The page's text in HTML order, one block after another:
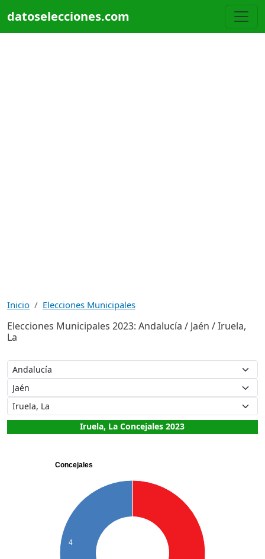
datoselecciones.com
Inicio Elecciones Municipales
Elecciones Municipales 2023: Andalucía / Jaén / Iruela,
La
Iruela, La Concejales 2023
Concejales
4